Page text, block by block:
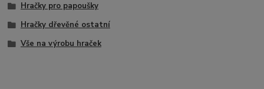
Hračky pro papoušky
Hračky dřevěné ostatní
Vše na výrobu hraček